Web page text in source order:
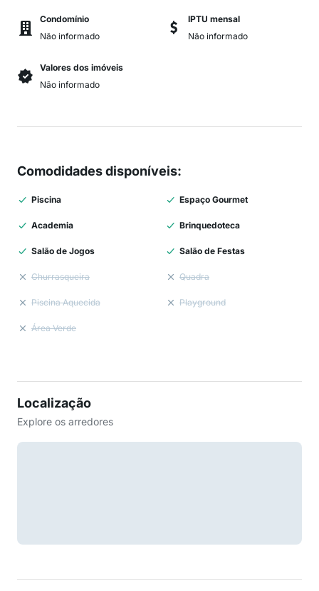
Condomínio
Não informado
IPTU mensal
Não informado
Valores dos imóveis
Não informado
Comodidades disponíveis:
Piscina Espaço Gourmet
Academia Brinquedoteca
Salão de Jogos Salão de Festas
Churrasqueira Quadra
Piscina Aquecida Playground
Área Verde
Localização
Explore os arredores